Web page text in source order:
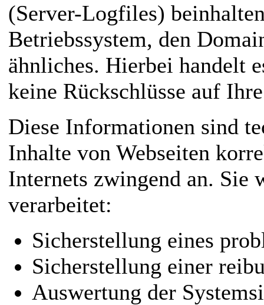
(Server-Logfiles)
Betriebssystem, den
ähnliches. Hierbei handelt
keine Rückschlüsse auf
Diese Informationen sind
Inhalte von Webseiten
Internets zwingend an. Sie
verarbeitet:
Sicherstellung eines
Sicherstellung einer
Auswertung der